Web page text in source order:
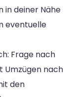
in deiner Nähe
eventuelle
Frage nach
Umzügen nach
den